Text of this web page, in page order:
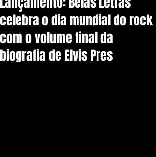
celebra o dia mundial do rock
com o volume final da
biografia de Elvis Pres